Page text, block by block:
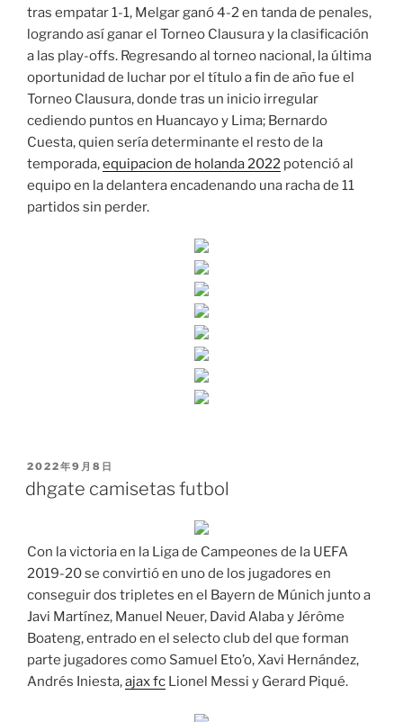
tras empatar 1-1, Melgar ganó 4-2 en tanda de penales,
logrando así ganar el Torneo Clausura y la clasificación
a las play-offs. Regresando al torneo nacional, la última
oportunidad de luchar por el título a fin de año fue el
Torneo Clausura, donde tras un inicio irregular
cediendo puntos en Huancayo y Lima; Bernardo
Cuesta, quien sería determinante el resto de la
temporada,equipacion de holanda 2022 potenció al
equipo en la delantera encadenando una racha de 11
partidos sin perder.
PUBLICADO
EL
2022年9月8日
dhgate camisetas futbol
Con la victoria en la Liga de Campeones de la UEFA
2019-20 se convirtió en uno de los jugadores en
conseguir dos tripletes en el Bayern de Múnich junto a
Javi Martínez, Manuel Neuer, David Alaba y Jérôme
Boateng, entrado en el selecto club del que forman
parte jugadores como Samuel Eto’o, Xavi Hernández,
Andrés Iniesta,ajax fc Lionel Messi y Gerard Piqué.